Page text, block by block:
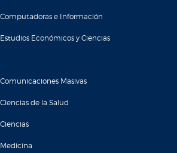
e Información
Económicos y Ciencias
Masivas
de la Salud